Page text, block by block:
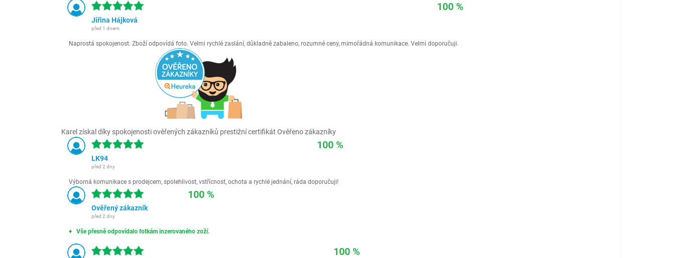
100 %
Jiřina Hájková
před 1 dnem
Naprostá spokojenost. Zboží odpovídá foto. Velmi rychlé zaslání, důkladně zabaleno, rozumné ceny, mimořádná komunikace. Velmi doporučuji.
Karel získal díky spokojenosti ověřených zákazníků prestižní certifikát Ověřeno zákazníky
100 %
LK94
před 2 dny
Výborná komunikace s prodejcem, spolehlivost, vstřícnost, ochota a rychlé jednání, ráda doporučuji!
100 %
Ověřený zákazník
před 2 dny
Vše přesně odpovídalo fotkám inzerovaného zoží.
100 %